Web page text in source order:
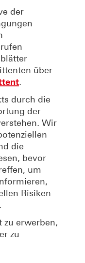
der
über
.
durch die
der
Wir
die
bevor
um
Risiken
zu erwerben,
zu